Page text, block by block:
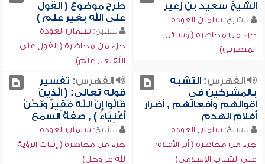
الشيخ سعيد بن زعير
للشيخ: سلمان العودة
جزء من محاضرة ( وسائل
المنصرين)
طرح موضوع ( القول
على الله بغير علم )
للشيخ: سلمان العودة
جزء من محاضرة ( القول على
الله بغير علم)
الفهرس:التشبه
بالمشركين في
أقوالهم وأفعالهم , أضرار
أفلام الهدم
للشيخ: سلمان العودة
جزء من محاضرة ( أثر الأفلام
على الشباب الإسلامي)
الفهرس: تفسير
قوله تعالى: ( الَّذِينَ
قَالُوا إِنَّ اللَّهَ فَقِيرٌ وَنَحْنُ
أَغْنِيَاءُ ) , صفة السمع
للشيخ: سلمان العودة
جزء من محاضرة ( إثبات الرؤية
لله عز وجل)